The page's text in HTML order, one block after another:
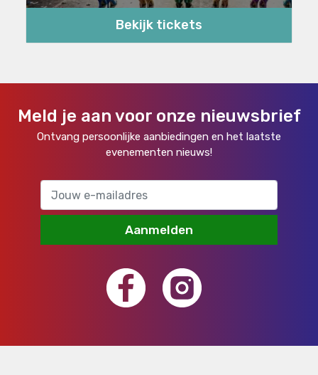
Bekijk tickets
Meld je aan voor onze nieuwsbrief
Ontvang persoonlijke aanbiedingen en het laatste
evenementen nieuws!
Aanmelden